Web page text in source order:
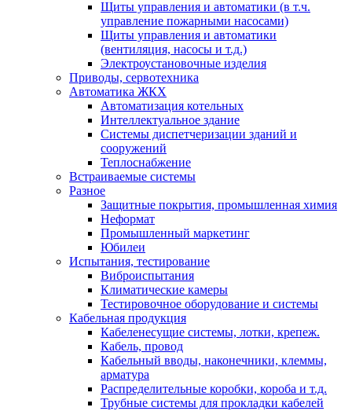
Щиты управления и автоматики (в т.ч.
управление пожарными насосами)
Щиты управления и автоматики
(вентиляция, насосы и т.д.)
Электроустановочные изделия
Приводы, сервотехника
Автоматика ЖКХ
Автоматизация котельных
Интеллектуальное здание
Системы диспетчеризации зданий и
сооружений
Теплоснабжение
Встраиваемые системы
Разное
Защитные покрытия, промышленная химия
Неформат
Промышленный маркетинг
Юбилеи
Испытания, тестирование
Виброиспытания
Климатические камеры
Тестировочное оборудование и системы
Кабельная продукция
Кабеленесущие системы, лотки, крепеж.
Кабель, провод
Кабельный вводы, наконечники, клеммы,
арматура
Распределительные коробки, короба и т.д.
Трубные системы для прокладки кабелей